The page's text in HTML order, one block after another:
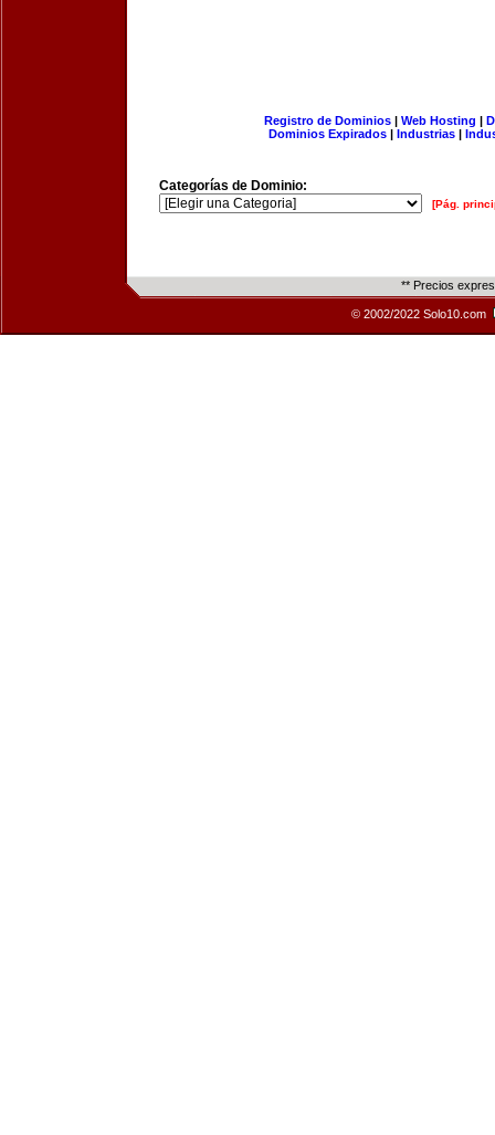
Registro de Dominios| Web Hosting |
Dominios Expirados | Industrias |
Categorías de Dominio:
[Pág.
** Precios
© 2002/2022 Solo10.com